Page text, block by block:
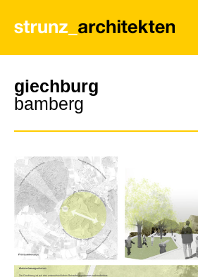
giechburg
bamberg